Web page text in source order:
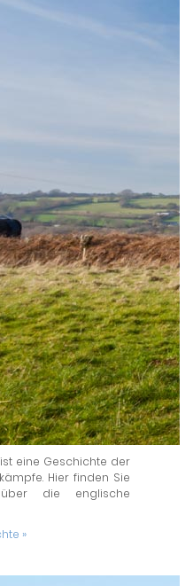
eine Geschichte der
Hier finden Sie
die englische
»